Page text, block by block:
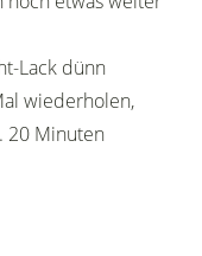
Lack dünn
wiederholen,
20 Minuten